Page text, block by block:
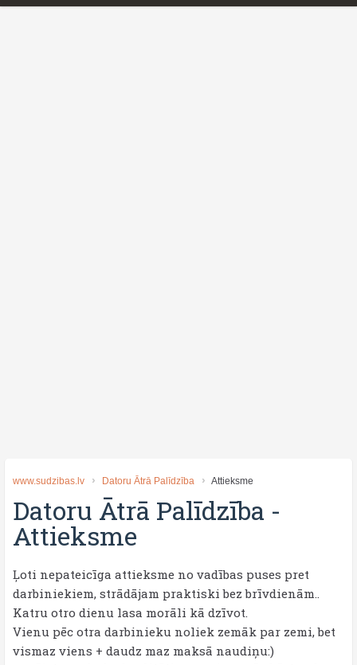
www.sudzibas.lv Datoru Ātrā Palīdzība Attieksme
Datoru Ātrā Palīdzība -
Attieksme
Ļoti nepateicīga attieksme no vadības puses pret
darbiniekiem, strādājam praktiski bez brīvdienām..
Katru otro dienu lasa morāli kā dzīvot.
Vienu pēc otra darbinieku noliek zemāk par zemi, bet
vismaz viens + daudz maz maksā naudiņu:)